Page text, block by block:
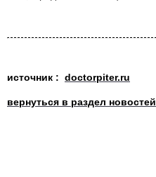
источник : doctorpiter.ru
вернуться в раздел новостей